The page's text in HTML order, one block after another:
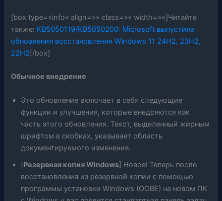
[box type=»info» align=»» class=»» width=»»]Читайте
также: KB5050119/KB5050200: Microsoft выпустила
обновления восстановления Windows 11 24H2, 23H2,
22H2 [/box]
Обычное внедрение
Это обновление включает в себя следующие
функции и улучшения, которые внедряются как
часть этого обновления. Текст, выделенный жирным
шрифтом в скобках, указывает область
документируемого изменения.
[Резервная копия Windows] Новое! Теперь после
восстановления из резервной копии с помощью
программы установки Windows (OOBE) на новом ПК